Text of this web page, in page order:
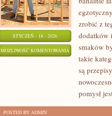
STYCZEŃ - 18 - 2026
MOŻLIWOŚĆ KOMENTOWANIA
TONIK
SZTUKA
zrobić z
dodatków
smaków
takie
są
pomysł
POSTED BY ADMIN